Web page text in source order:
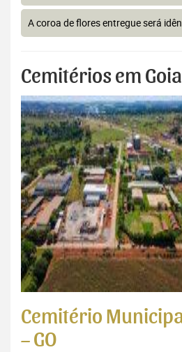
A coroa de flores entregue será
Cemitérios em
Cemitério
– GO